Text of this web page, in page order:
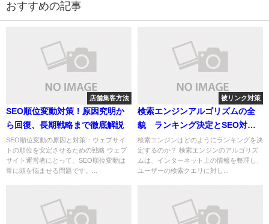
おすすめの記事
店舗集客方法
SEO順位変動対策！原因究明か
ら回復、長期戦略まで徹底解説
SEO順位変動の原因と対策：ウェブサイ
トの順位を安定させるための戦略 ウェブ
サイト運営者にとって、SEO順位変動は
常に頭を悩ませる問題です。...
被リンク対策
検索エンジンアルゴリズムの全
貌 ランキング決定とSEO対策
の成功法則
検索エンジンはどのようにランキングを決
定するのか？ 検索エンジンのアルゴリズ
ムは、インターネット上の情報を整理し、
ユーザーの検索クエリに対し...